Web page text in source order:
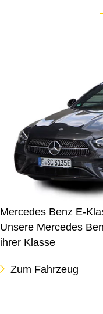
Mercedes Benz E-
Unsere Mercedes
ihrer Klasse
Zum Fahrzeug